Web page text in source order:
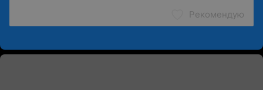
Рекомендую